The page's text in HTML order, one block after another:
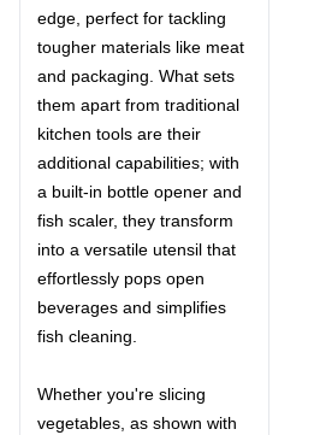
edge, perfect for tackling
tougher materials like meat
and packaging. What sets
them apart from traditional
kitchen tools are their
additional capabilities; with
a built-in bottle opener and
fish scaler, they transform
into a versatile utensil that
effortlessly pops open
beverages and simplifies
fish cleaning.
Whether you're slicing
vegetables, as shown with